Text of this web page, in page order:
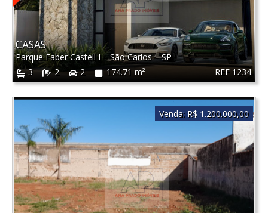
REF 1234
CASAS
Parque Faber Castell I–São Carlos–SP
3
2 2 174.71 m²
Venda: R$ 1.200.000,00